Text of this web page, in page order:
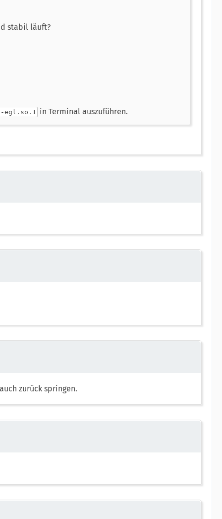
stabil läuft?
egl.so.1 in Terminal auszuführen.
zurück springen.